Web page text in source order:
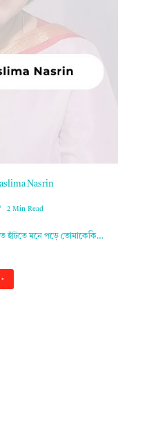
Nasrin
2 Min Read
হাঁটতে মনে পড়ে তোমাকেকি…
»